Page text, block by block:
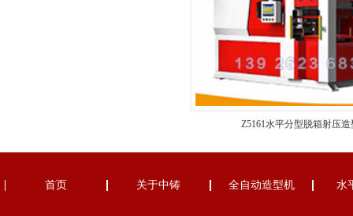
Z5161水平分型脱箱射压造
首页 关于中铸 全自动造型机 水